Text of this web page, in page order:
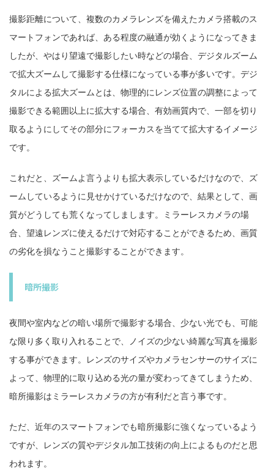
撮影距離について、複数のカメラレンズを備えたカメラ搭載のス
マートフォンであれば、ある程度の融通が効くようになってきま
したが、やはり望遠で撮影したい時などの場合、デジタルズーム
で拡大ズームして撮影する仕様になっている事が多いです。デジ
タルによる拡大ズームとは、物理的にレンズ位置の調整によって
撮影できる範囲以上に拡大する場合、有効画質内で、一部を切り
取るようにしてその部分にフォーカスを当てて拡大するイメージ
です。
これだと、ズームよ言うよりも拡大表示しているだけなので、ズ
ームしているように見せかけているだけなので、結果として、画
質がどうしても荒くなってしまします。ミラーレスカメラの場
合、望遠レンズに使えるだけで対応することができるため、画質
の劣化を損なうこと撮影することができます。
暗所撮影
夜間や室内などの暗い場所で撮影する場合、少ない光でも、可能
な限り多く取り入れることで、ノイズの少ない綺麗な写真を撮影
する事ができます。レンズのサイズやカメラセンサーのサイズに
よって、物理的に取り込める光の量が変わってきてしまうため、
暗所撮影はミラーレスカメラの方が有利だと言う事です。
ただ、近年のスマートフォンでも暗所撮影に強くなっているよう
ですが、レンズの質やデジタル加工技術の向上によるものだと思
われます。